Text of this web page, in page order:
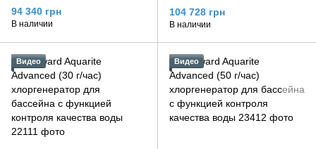
94 340 грн
В наличии
104 728 грн
В наличии
Видео Видео